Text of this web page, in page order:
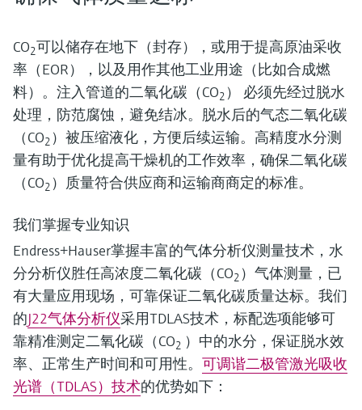
CO2可以储存在地下（封存），或用于提高原油采收
率（EOR），以及用作其他工业用途（比如合成燃
料）。注入管道的二氧化碳（CO2 ） 必须先经过脱水
处理，防范腐蚀，避免结冰。脱水后的气态二氧化碳
（CO2 ）被压缩液化，方便后续运输。高精度水分测
量有助于优化提高干燥机的工作效率，确保二氧化碳
（CO2 ）质量符合供应商和运输商商定的标准。
我们掌握专业知识
Endress+Hauser掌握丰富的气体分析仪测量技术，水
分分析仪胜任高浓度二氧化碳（CO2 ）气体测量，已
有大量应用现场，可靠保证二氧化碳质量达标。我们
的J22气体分析仪采用TDLAS技术，标配选项能够可
靠精准测定二氧化碳（CO2 ）中的水分，保证脱水效
率、正常生产时间和可用性。 可调谐二极管激光吸收
光谱（TDLAS）技术的优势如下：